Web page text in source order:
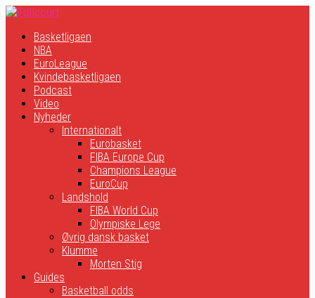
Basketligaen
NBA
EuroLeague
Kvindebasketligaen
Podcast
Video
Nyheder
Internationalt
Eurobasket
FIBA Europe Cup
Champions League
EuroCup
Landshold
FIBA World Cup
Olympiske Lege
Øvrig dansk basket
Klumme
Morten Stig
Guides
Basketball odds